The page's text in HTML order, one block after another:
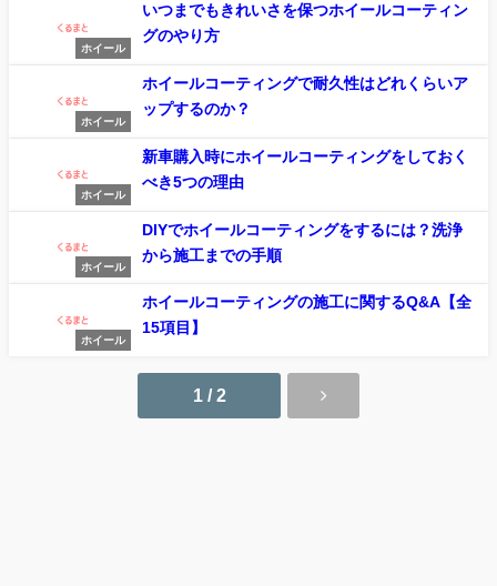
ホイール
いつまでもきれいさを保つホイールコーティン
グのやり方
ホイール
ホイールコーティングで耐久性はどれくらいア
ップするのか？
ホイール
新車購入時にホイールコーティングをしておく
べき5つの理由
ホイール
DIYでホイールコーティングをするには？洗浄
から施工までの手順
ホイール
ホイールコーティングの施工に関するQ&A【全
15項目】
1 / 2